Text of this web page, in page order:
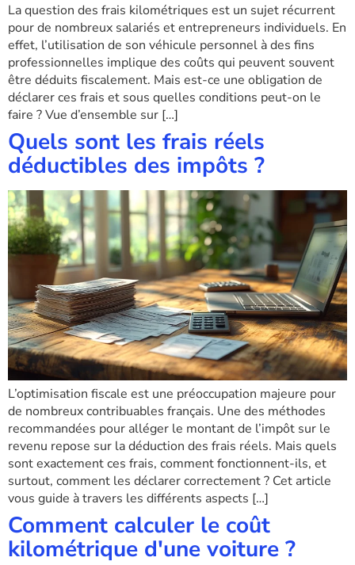
La question des frais kilométriques est un sujet récurrent
pour de nombreux salariés et entrepreneurs individuels. En
effet, l’utilisation de son véhicule personnel à des fins
professionnelles implique des coûts qui peuvent souvent
être déduits fiscalement. Mais est-ce une obligation de
déclarer ces frais et sous quelles conditions peut-on le
faire ? Vue d’ensemble sur […]
Quels sont les frais réels
déductibles des impôts ?
L’optimisation fiscale est une préoccupation majeure pour
de nombreux contribuables français. Une des méthodes
recommandées pour alléger le montant de l’impôt sur le
revenu repose sur la déduction des frais réels. Mais quels
sont exactement ces frais, comment fonctionnent-ils, et
surtout, comment les déclarer correctement ? Cet article
vous guide à travers les différents aspects […]
Comment calculer le coût
kilométrique d'une voiture ?